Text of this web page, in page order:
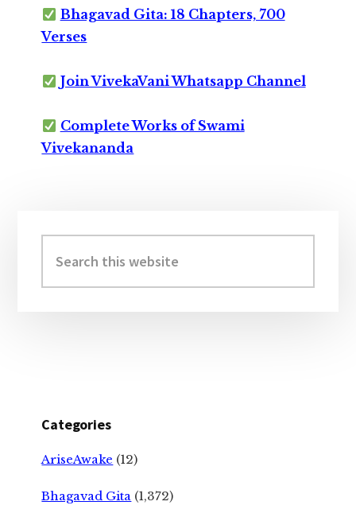
Bhagavad Gita: 18 Chapters, 700
Verses
Join VivekaVani Whatsapp Channel
Complete Works of Swami
Vivekananda
Sidebar
this
website
Categories
AriseAwake (12)
Bhagavad Gita (1,372)